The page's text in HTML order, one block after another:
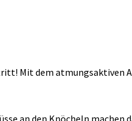
Mit dem atmungsaktiven